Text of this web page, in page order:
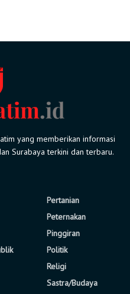
yang memberikan informasi
Surabaya terkini dan terbaru.
Pertanian
Peternakan
Pinggiran
Politik
Religi
Sastra/Budaya